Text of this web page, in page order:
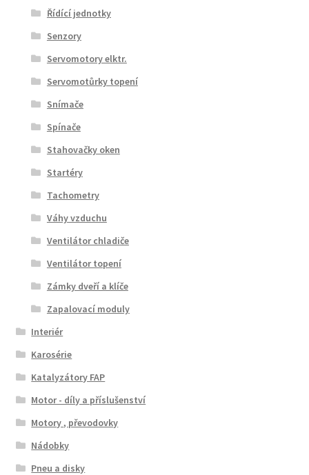
Řídící jednotky
Senzory
Servomotory elktr.
Servomotůrky topení
Snímače
Spínače
Stahovačky oken
Startéry
Tachometry
Váhy vzduchu
Ventilátor chladiče
Ventilátor topení
Zámky dveří a klíče
Zapalovací moduly
Interiér
Karosérie
Katalyzátory FAP
Motor - díly a příslušenství
Motory , převodovky
Nádobky
Pneu a disky